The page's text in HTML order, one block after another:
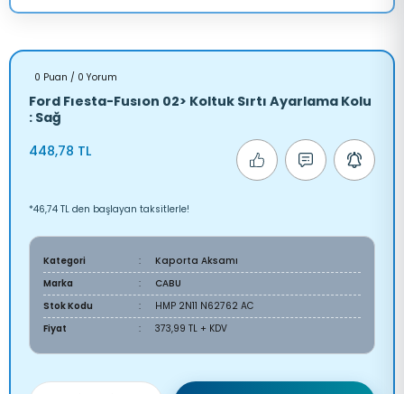
0 Puan / 0 Yorum
Ford Fıesta-Fusıon 02> Koltuk Sırtı Ayarlama Kolu
: Sağ
448,78 TL
*46,74 TL den başlayan taksitlerle!
Kategori
Kaporta Aksamı
Marka
CABU
Stok Kodu
HMP 2N11 N62762 AC
Fiyat
373,99 TL + KDV